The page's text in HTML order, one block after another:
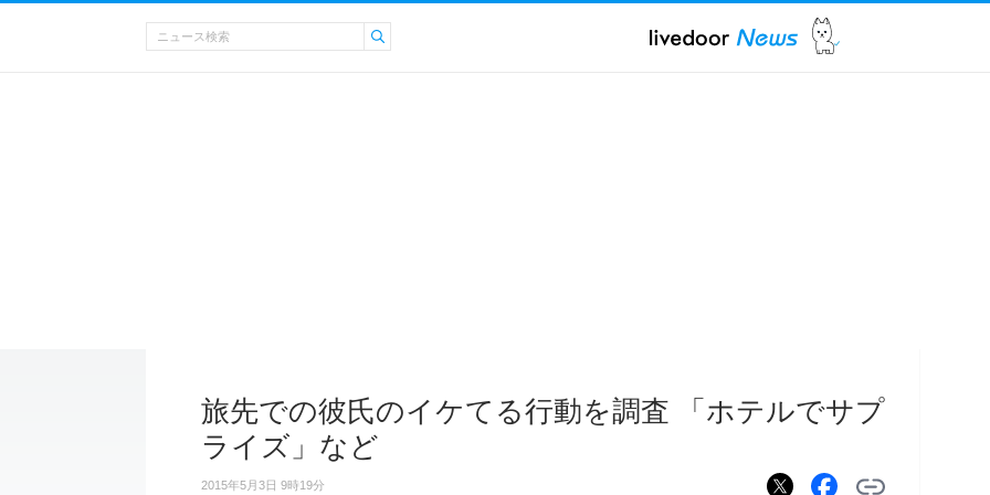
旅先での彼氏のイケてる行動を調査 「ホテルでサプ
ライズ」など
2015年5月3日 9時19分